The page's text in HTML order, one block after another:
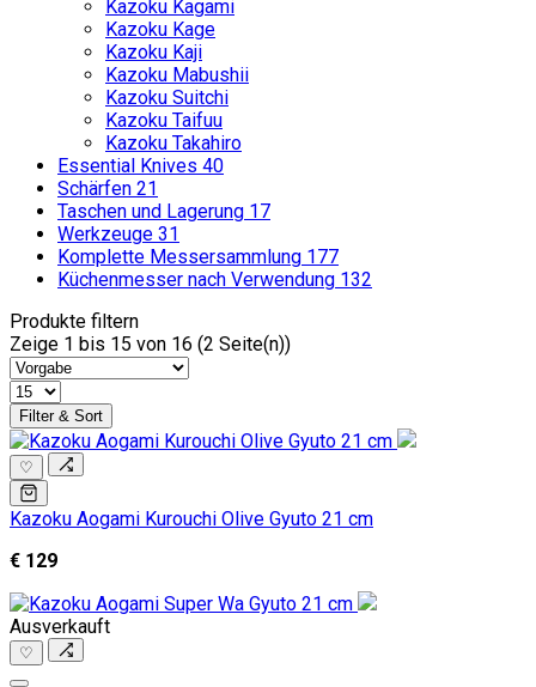
Kazoku Kagami
Kazoku Kage
Kazoku Kaji
Kazoku Mabushii
Kazoku Suitchi
Kazoku Taifuu
Kazoku Takahiro
Essential Knives 40
Schärfen 21
Taschen und Lagerung 17
Werkzeuge 31
Komplette Messersammlung 177
Küchenmesser nach Verwendung 132
Produkte filtern
Zeige 1 bis 15 von 16 (2 Seite(n))
Filter & Sort
♡
Kazoku Aogami Kurouchi Olive Gyuto 21 cm
€ 129
Ausverkauft
♡